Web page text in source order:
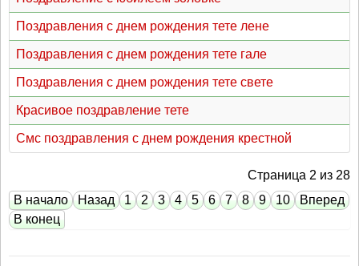
Поздравления с днем рождения тете лене
Поздравления с днем рождения тете гале
Поздравления с днем рождения тете свете
Красивое поздравление тете
Смс поздравления с днем рождения крестной
Страница 2 из 28
В начало
Назад 1 2 3 4 5 6 7 8 9 10
Вперед
В конец